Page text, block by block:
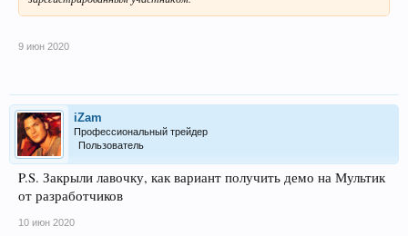
9 июн 2020
iZam
Профессиональный трейдер
Пользователь
P.S. Закрыли лавочку, как вариант получить демо на Мультик
от разработчиков
10 июн 2020